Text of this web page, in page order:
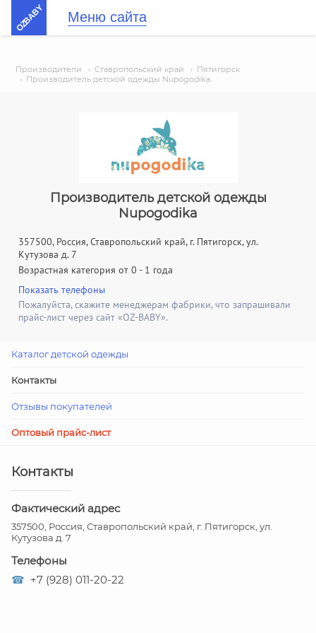
OZBABY Меню сайта
Производители › Ставропольский край › Пятигорск
› Производитель детской одежды Nupogodika
Производитель детской одежды
Nupogodika
357500, Россия, Ставропольский край, г. Пятигорск, ул.
Кутузова д. 7
Возрастная категория от 0 - 1 года
Показать телефоны
Пожалуйста, скажите менеджерам фабрики, что запрашивали
прайс-лист через сайт «OZ-BABY».
Каталог детской одежды
Контакты
Отзывы покупателей
Оптовый прайс-лист
Контакты
Фактический адрес
357500, Россия, Ставропольский край, г. Пятигорск, ул.
Кутузова д. 7
Телефоны
☎ +7 (928) 011-20-22